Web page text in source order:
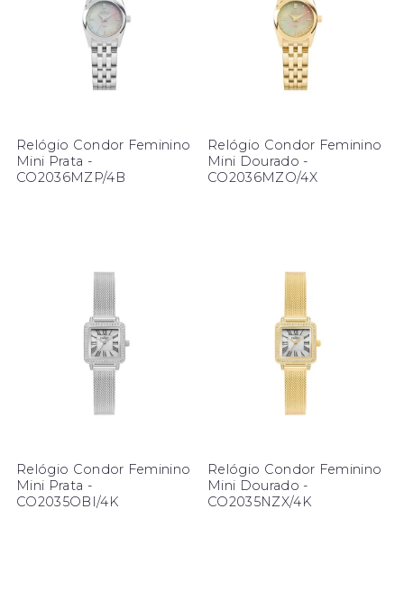
Relógio Condor Feminino
Mini Prata -
CO2036MZP/4B
Relógio Condor Feminino
Mini Dourado -
CO2036MZO/4X
Relógio Condor Feminino
Mini Prata -
CO2035OBI/4K
Relógio Condor Feminino
Mini Dourado -
CO2035NZX/4K